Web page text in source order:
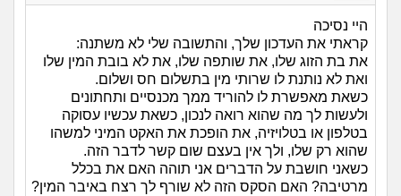
היי נסיכה
קראתי את העדכון שלך, והתשובה שלי לא משתנה:
את בת הזוג שלו, את שותפה שלו, את לא בובת המין שלו
ואת לא נותנת לו שרותי מין בתשלום חס ושלום.
כשאת מאפשרת לו להוריד ממך מכנסיים ותחתונים
ולעשות לך מה שהוא רואה לנכון, כשאת עכשיו עסוקה
בטלפון או בטלויזיה, את הופכת את האקט המיני למשהו
שהוא רק שלו, ולך אין בעצם שום קשר לדבר הזה.
כשאני חושבת על הדברים אני תוהה האם את בכלל
מרטיבה? האם הסקס הזה לא שורף לך רצח באיבר המין?